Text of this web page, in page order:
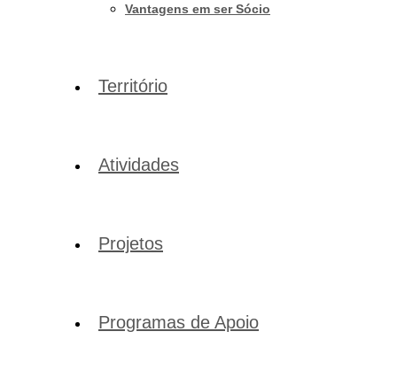
Vantagens em ser Sócio
Território
Atividades
Projetos
Programas de Apoio